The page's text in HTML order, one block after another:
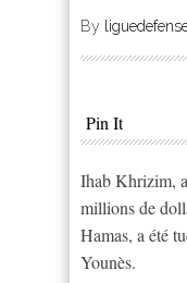
By
Pin It
Ihab Khrizim,
millions de
Hamas, a été
Younès.